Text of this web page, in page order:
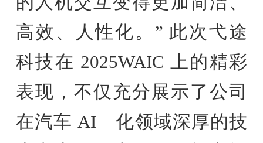
高效、人性化。” 此次弋途
科技在 2025WAIC 上的精彩
表现，不仅充分展示了公司
在汽车 AI 化领域深厚的技